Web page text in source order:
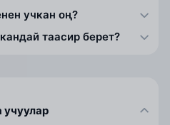
учкан оң?
таасир берет?